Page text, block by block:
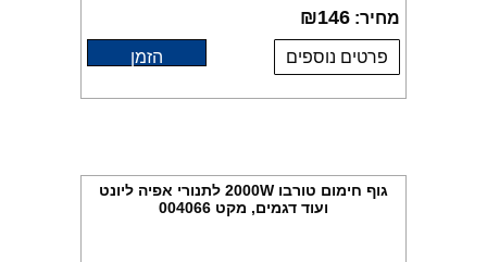
מחיר: ₪146
פרטים נוספים הזמן
גוף חימום טורבו 2000W לתנורי אפיה ליונט
ועוד דגמים, מקט 004066